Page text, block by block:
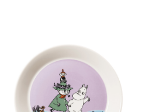
ムーミン クラシック プレート
19cm フレンズフォーエバー
￥4,950
(税込)